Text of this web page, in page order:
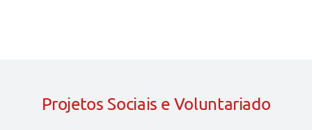
Projetos Sociais e Voluntariado